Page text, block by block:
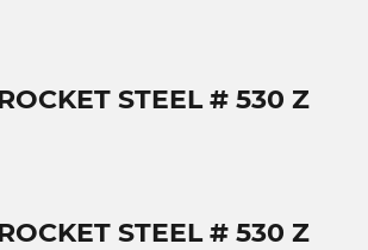
STEEL # 530 Z
STEEL # 530 Z